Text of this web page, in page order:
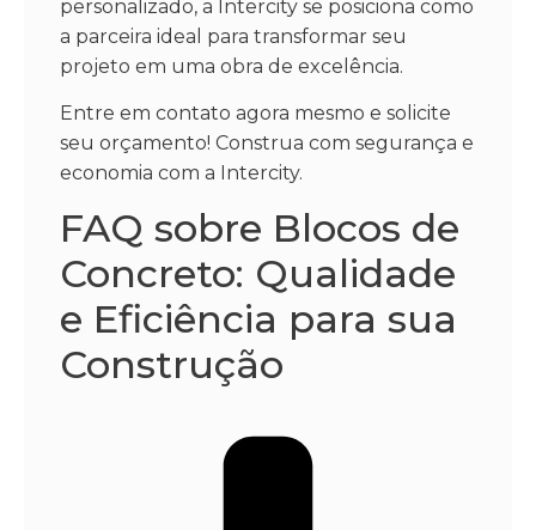
personalizado, a Intercity se posiciona como
a parceira ideal para transformar seu
projeto em uma obra de excelência.
Entre em contato agora mesmo e solicite
seu orçamento! Construa com segurança e
economia com a Intercity.
FAQ sobre Blocos de
Concreto: Qualidade
e Eficiência para sua
Construção